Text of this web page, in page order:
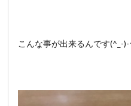
こんな事が出来るんです(^_-